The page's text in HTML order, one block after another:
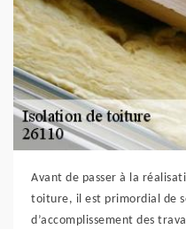
Avant de passer à la
toiture, il est primordial de
d’accomplissement des